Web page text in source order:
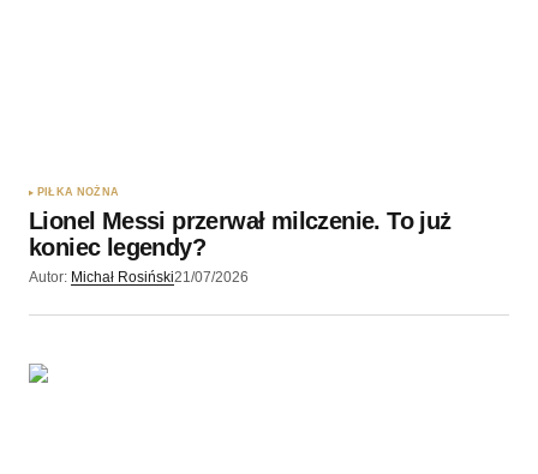
PIŁKA NOŻNA
Lionel Messi przerwał milczenie. To już
koniec legendy?
Autor: Michał Rosiński21/07/2026